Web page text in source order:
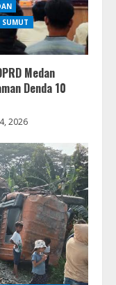
SUMUT
Medan
Denda 10
2026